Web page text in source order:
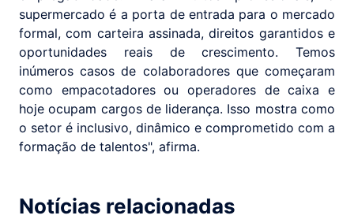
supermercado é a porta de entrada para o mercado
formal, com carteira assinada, direitos garantidos e
oportunidades reais de crescimento. Temos
inúmeros casos de colaboradores que começaram
como empacotadores ou operadores de caixa e
hoje ocupam cargos de liderança. Isso mostra como
o setor é inclusivo, dinâmico e comprometido com a
formação de talentos", afirma.
Notícias relacionadas